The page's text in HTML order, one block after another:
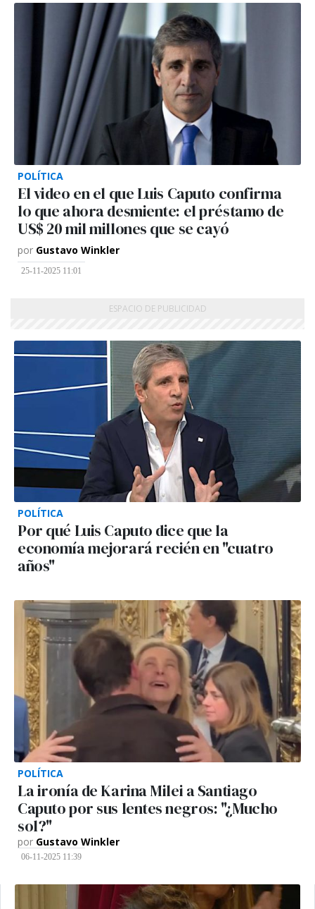
POLÍTICA
El video en el que Luis Caputo confirma
lo que ahora desmiente: el préstamo de
US$ 20 mil millones que se cayó
por Gustavo Winkler
25-11-2025 11:01
POLÍTICA
Por qué Luis Caputo dice que la
economía mejorará recién en "cuatro
años"
POLÍTICA
La ironía de Karina Milei a Santiago
Caputo por sus lentes negros: "¿Mucho
sol?"
por Gustavo Winkler
06-11-2025 11:39